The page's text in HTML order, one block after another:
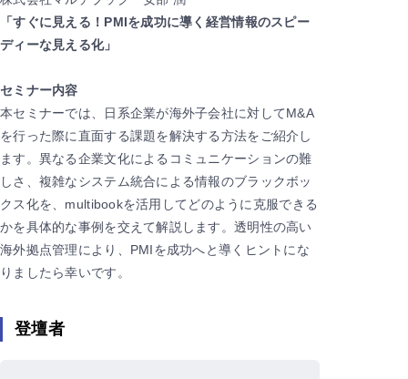
「すぐに見える！PMIを成功に導く経営情報のスピー
ディーな見える化」
セミナー内容
本セミナーでは、日系企業が海外子会社に対してM&A
を行った際に直面する課題を解決する方法をご紹介し
ます。異なる企業文化によるコミュニケーションの難
しさ、複雑なシステム統合による情報のブラックボッ
クス化を、multibookを活用してどのように克服できる
かを具体的な事例を交えて解説します。透明性の高い
海外拠点管理により、PMIを成功へと導くヒントにな
りましたら幸いです。
登壇者